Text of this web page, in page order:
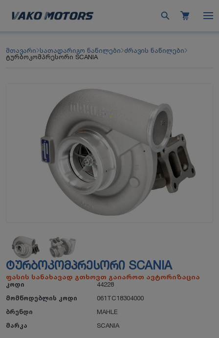
მთავარი სათადარიგო ნაწილები ძრავის ნაწილები
ტურბოკომპრესორი SCANIA
ᲢᲣᲠᲑᲝᲙᲝᲛᲞᲠᲔᲡᲝᲠᲘ SCANIA
ფასის სანახავად გთხოვთ გაიაროთ ავტორიზაცია
კოდი
44228
მომწოდებლის კოდი
061TC18304000
ბრენდი
MAHLE
მარკა
SCANIA